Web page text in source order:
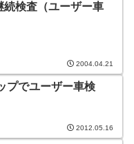
続検査（ユーザー車
2004.04.21
プでユーザー車検
2012.05.16